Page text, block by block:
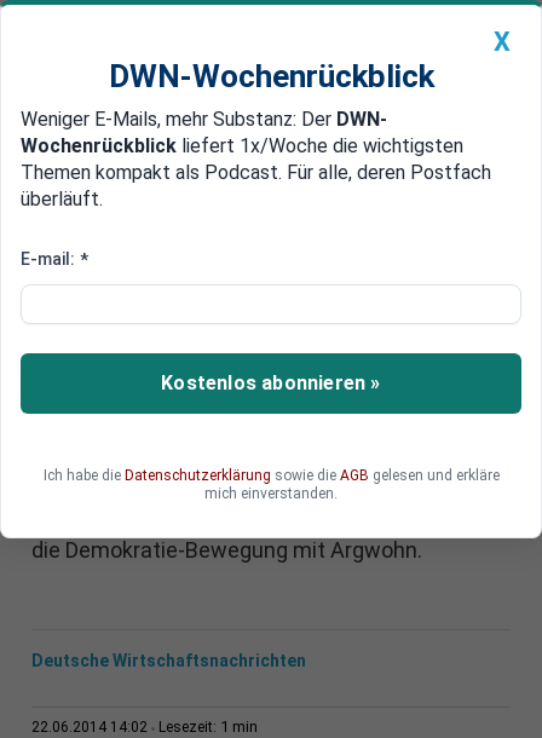
Newsticker MEIN DWN: Geldanlage Premium
Edelmetalle DWN-Magazin China
Peking wird unruhig
Hongkong: Bürger wollen mit
Referendum Opposition
einführen
An einem Online-Referendum für mehr
an die Wahlurnen gegangen. Die Bürger wollen bei
den kommenden Stadtoberhaupts-Wahlen einen
die Demokratie-Bewegung mit Argwohn.
Deutsche Wirtschaftsnachrichten
22.06.2014 14:02 Lesezeit: 1 min
X
DWN-Wochenrückblick
Weniger E-Mails, mehr Substanz: Der DWN-
Wochenrückblick liefert 1x/Woche die wichtigsten
Themen kompakt als Podcast. Für alle, deren Postfach
überläuft.
E-mail: *
Kostenlos abonnieren »
Ich habe die Datenschutzerklärung sowie die AGB gelesen und erkläre
mich einverstanden.